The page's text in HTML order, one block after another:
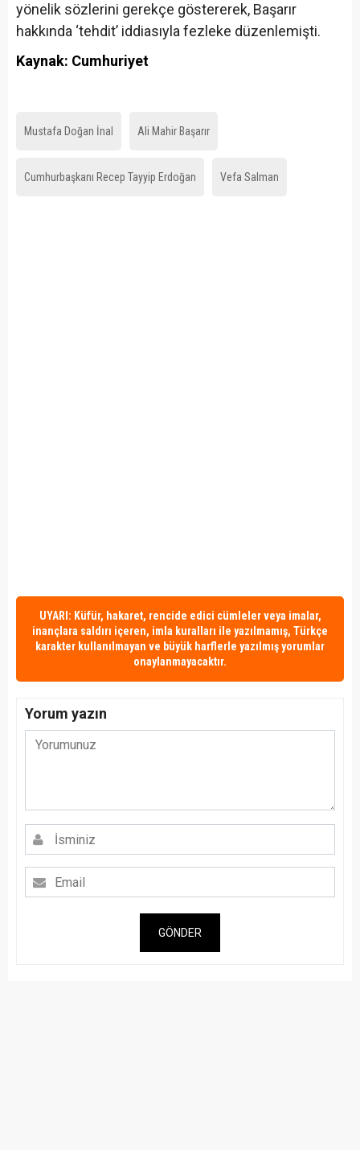
yönelik sözlerini gerekçe göstererek, Başarır
hakkında ‘tehdit’ iddiasıyla fezleke düzenlemişti.
Kaynak: Cumhuriyet
Mustafa Doğan İnal Ali Mahir Başarır
Cumhurbaşkanı Recep Tayyip Erdoğan Vefa Salman
UYARI: Küfür, hakaret, rencide edici cümleler veya imalar,
inançlara saldırı içeren, imla kuralları ile yazılmamış, Türkçe
karakter kullanılmayan ve büyük harflerle yazılmış yorumlar
onaylanmayacaktır.
Yorum yazın
GÖNDER